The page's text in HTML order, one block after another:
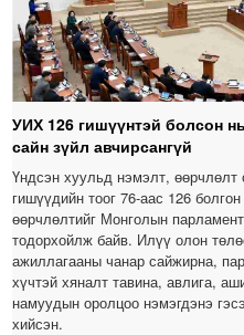
УИХ 126 гишүүнтэй болсон
сайн зүйл авчирсангүй
Үндсэн хуульд нэмэлт,
гишүүдийн тоог 76-аас 126
өөрчлөлтийг Монголын
тодорхойлж байв. Илүү олон
ажиллагааны чанар сайжирна,
хүчтэй хяналт тавина, авлига,
намуудын оролцоо нэмэгдэнэ
хийсэн.